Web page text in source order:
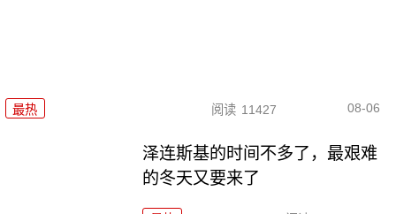
最热 阅读 11427 08-06
泽连斯基的时间不多了，最艰难
的冬天又要来了